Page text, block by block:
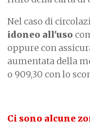
Nel caso di
idoneo all'uso
oppure con
aumentata della
o 909,30 con lo
Ci sono alcune